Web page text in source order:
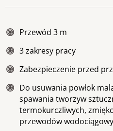
Przewód 3 m
3 zakresy pracy
Zabezpieczenie przed
Do usuwania powłok
spawania tworzyw
termokurczliwych,
przewodów